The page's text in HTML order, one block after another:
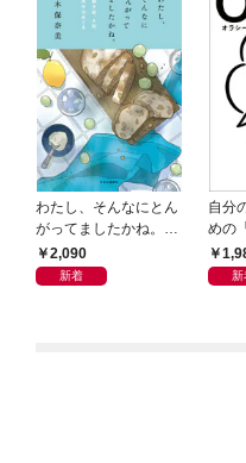
わたし、そんなにとん
がってましたかね。
獅子座、Ａ型、丙午は
めぐる
2,090
新着
自分
めの
室
シー新